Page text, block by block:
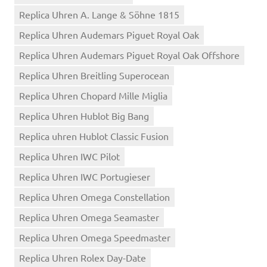
Replica Uhren A. Lange & Söhne 1815
Replica Uhren Audemars Piguet Royal Oak
Replica Uhren Audemars Piguet Royal Oak Offshore
Replica Uhren Breitling Superocean
Replica Uhren Chopard Mille Miglia
Replica Uhren Hublot Big Bang
Replica uhren Hublot Classic Fusion
Replica Uhren IWC Pilot
Replica Uhren IWC Portugieser
Replica Uhren Omega Constellation
Replica Uhren Omega Seamaster
Replica Uhren Omega Speedmaster
Replica Uhren Rolex Day-Date